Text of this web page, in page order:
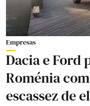
Empresas
Dacia e Ford
Roménia
escassez de